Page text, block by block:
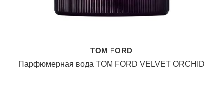
TOM FORD
Парфюмерная вода TOM FORD VELVET ORCHID